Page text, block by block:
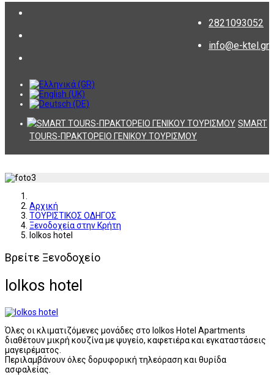
2821093052
info@e-ktel.gr
SMART
TOURS-ΠΡΑΚΤΟΡΕΙΟ ΓΕΝΙΚΟΥ ΤΟΥΡΙΣΜΟΥ
Αρχική
ΤΟΥΡΙΣΤΙΚΟΣ ΟΔΗΓΟΣ
Ξενοδοχεία στην Κρήτη
Iolkos hotel
Βρείτε Ξενοδοχείο
Iolkos hotel
Όλες οι κλιματιζόμενες μονάδες στο Iolkos Hotel Apartments
διαθέτουν μικρή κουζίνα με ψυγείο, καφετιέρα και εγκαταστάσεις
μαγειρέματος.
Περιλαμβάνουν όλες δορυφορική τηλεόραση και θυρίδα
ασφαλείας.